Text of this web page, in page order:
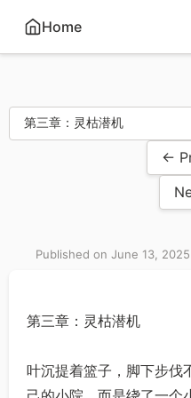
Home
←
Published on June 13, 2025
第三章：灵枯潜机
叶沉提着篮子，脚下步伐